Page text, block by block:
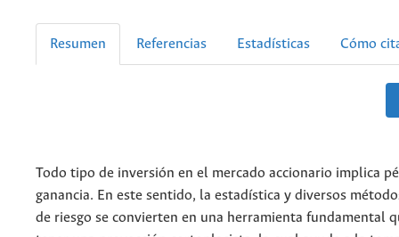
Resumen Referencias Estadísticas Cómo
Todo tipo de inversión en el mercado accionario implica
ganancia. En este sentido, la estadística y diversos
de riesgo se convierten en una herramienta fundamental